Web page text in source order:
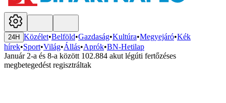
24H Közélet•Belföld•Gazdaság•Kultúra•Megyejáró•Kék
hírek•Sport•Világ•Állás•Aprók•BN-Hetilap
Január 2-a és 8-a között 102.884 akut légúti fertőzéses
megbetegedést regisztráltak